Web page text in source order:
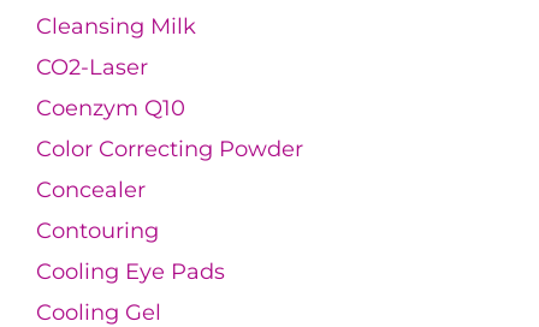
Cleansing Milk
CO2-Laser
Coenzym Q10
Color Correcting Powder
Concealer
Contouring
Cooling Eye Pads
Cooling Gel